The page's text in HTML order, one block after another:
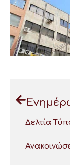
Δελτία